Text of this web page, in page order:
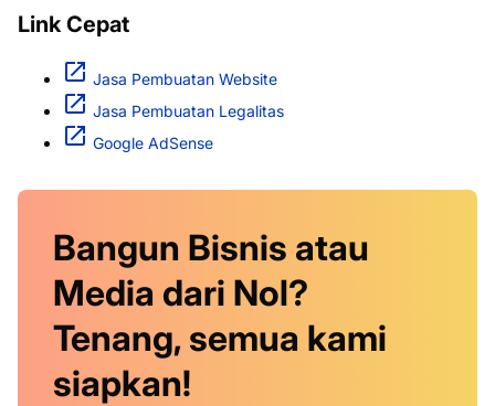
Link Cepat
Jasa Pembuatan Website
Jasa Pembuatan Legalitas
Google AdSense
Bangun Bisnis atau
Media dari Nol?
Tenang, semua kami
siapkan!